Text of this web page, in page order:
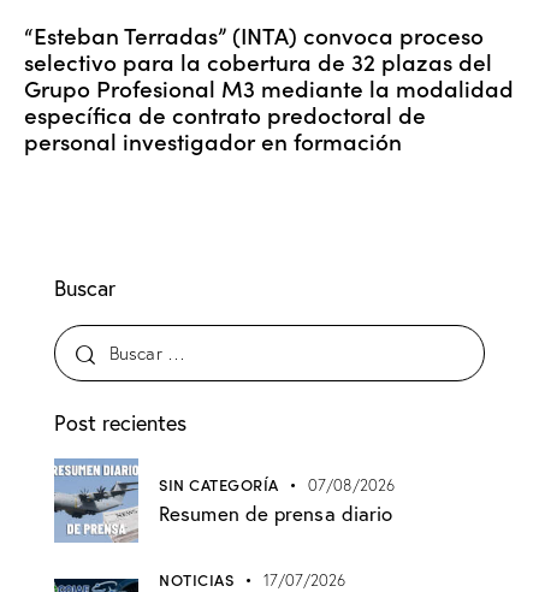
“Esteban Terradas” (INTA) convoca proceso
selectivo para la cobertura de 32 plazas del
Grupo Profesional M3 mediante la modalidad
específica de contrato predoctoral de
personal investigador en formación
Buscar
Post recientes
SIN CATEGORÍA 07/08/2026
Resumen de prensa diario
NOTICIAS 17/07/2026